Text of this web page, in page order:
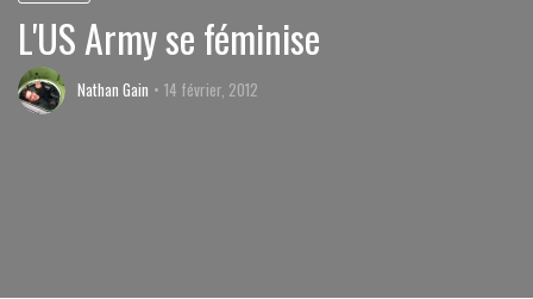
L'US Army se féminise
Nathan Gain 14 février, 2012